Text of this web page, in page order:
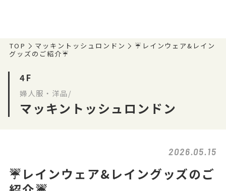
TOP マッキントッシュロンドン
☔️レインウェア&レイン
グッズのご紹介☔️
4F
婦人服・洋品/
マッキントッシュロンドン
2026.05.15
☔️レインウェア&レイングッズのご